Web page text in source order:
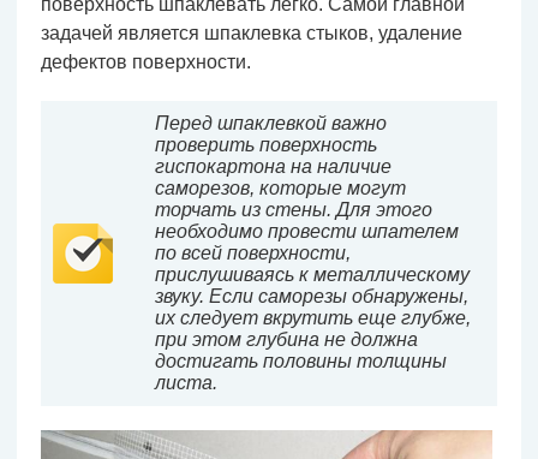
поверхность шпаклевать легко. Самой главной
задачей является шпаклевка стыков, удаление
дефектов поверхности.
Перед шпаклевкой важно
проверить поверхность
гиспокартона на наличие
саморезов, которые могут
торчать из стены. Для этого
необходимо провести шпателем
по всей поверхности,
прислушиваясь к металлическому
звуку. Если саморезы обнаружены,
их следует вкрутить еще глубже,
при этом глубина не должна
достигать половины толщины
листа.